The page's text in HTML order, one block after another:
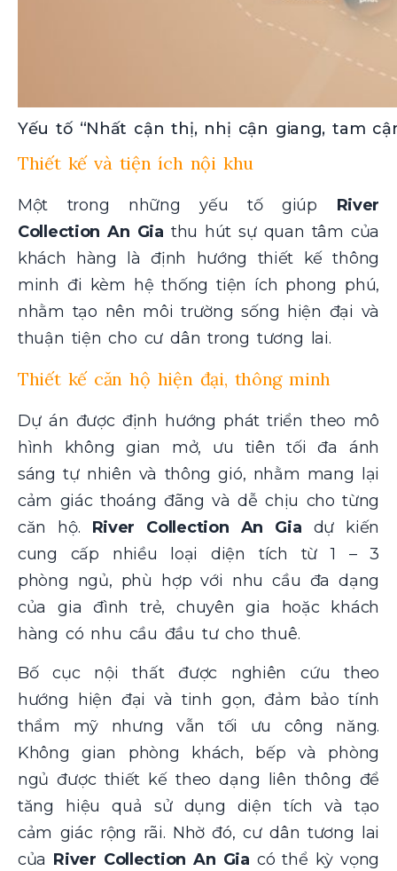
Yếu tố “Nhất cận thị, nhị cận giang, tam
Thiết kế và tiện ích nội khu
Một trong những yếu tố giúp River
Collection An Gia thu hút sự quan tâm của
khách hàng là định hướng thiết kế thông
minh đi kèm hệ thống tiện ích phong phú,
nhằm tạo nên môi trường sống hiện đại và
thuận tiện cho cư dân trong tương lai.
Thiết kế căn hộ hiện đại, thông minh
Dự án được định hướng phát triển theo mô
hình không gian mở, ưu tiên tối đa ánh
sáng tự nhiên và thông gió, nhằm mang lại
cảm giác thoáng đãng và dễ chịu cho từng
căn hộ. River Collection An Gia dự kiến
cung cấp nhiều loại diện tích từ 1 – 3
phòng ngủ, phù hợp với nhu cầu đa dạng
của gia đình trẻ, chuyên gia hoặc khách
hàng có nhu cầu đầu tư cho thuê.
Bố cục nội thất được nghiên cứu theo
hướng hiện đại và tinh gọn, đảm bảo tính
thẩm mỹ nhưng vẫn tối ưu công năng.
Không gian phòng khách, bếp và phòng
ngủ được thiết kế theo dạng liên thông để
tăng hiệu quả sử dụng diện tích và tạo
cảm giác rộng rãi. Nhờ đó, cư dân tương lai
của River Collection An Gia có thể kỳ vọng